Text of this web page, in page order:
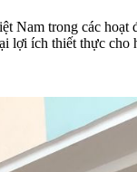
trong các
lợi ích thiết thực cho